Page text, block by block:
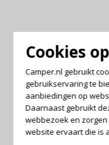
Cookies
Camper.nl gebruikt
gebruikservaring te
aanbiedingen op
Daarnaast gebruikt
webbezoek en
website ervaart die is